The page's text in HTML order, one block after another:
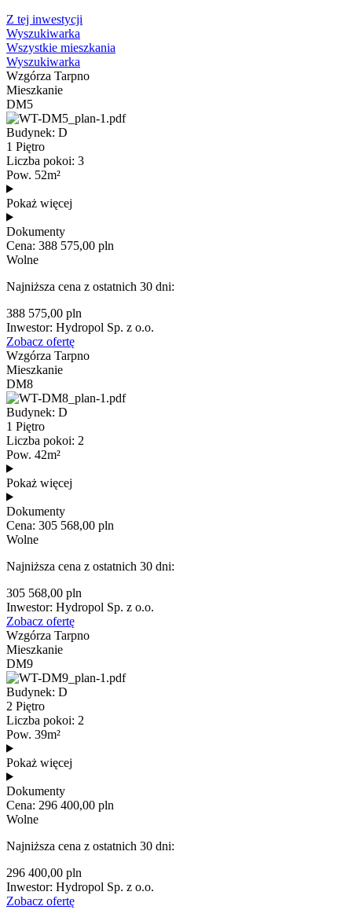
Z tej inwestycji
Wyszukiwarka
Wszystkie mieszkania
Wyszukiwarka
Wzgórza Tarpno
Mieszkanie
DM5
Budynek: D
1 Piętro
Liczba pokoi: 3
Pow. 52m²
Pokaż więcej
Dokumenty
Cena: 388 575,00 pln
Wolne
Najniższa cena z ostatnich 30 dni:
388 575,00 pln
Inwestor: Hydropol Sp. z o.o.
Zobacz ofertę
Wzgórza Tarpno
Mieszkanie
DM8
Budynek: D
1 Piętro
Liczba pokoi: 2
Pow. 42m²
Pokaż więcej
Dokumenty
Cena: 305 568,00 pln
Wolne
Najniższa cena z ostatnich 30 dni:
305 568,00 pln
Inwestor: Hydropol Sp. z o.o.
Zobacz ofertę
Wzgórza Tarpno
Mieszkanie
DM9
Budynek: D
2 Piętro
Liczba pokoi: 2
Pow. 39m²
Pokaż więcej
Dokumenty
Cena: 296 400,00 pln
Wolne
Najniższa cena z ostatnich 30 dni:
296 400,00 pln
Inwestor: Hydropol Sp. z o.o.
Zobacz ofertę